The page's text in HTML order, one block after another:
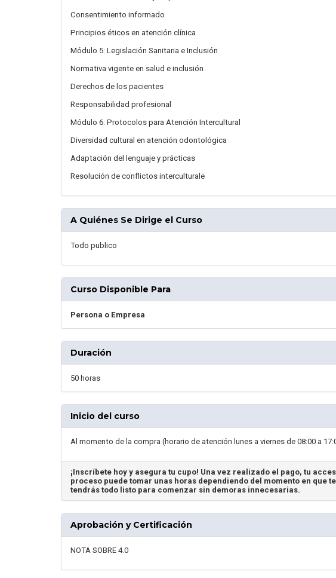
Consentimiento informado
Principios éticos en atención clínica
Módulo 5: Legislación Sanitaria e Inclusión
Normativa vigente en salud e inclusión
Derechos de los pacientes
Responsabilidad profesional
Módulo 6: Protocolos para Atención Intercultural
Diversidad cultural en atención odontológica
Adaptación del lenguaje y prácticas
Resolución de conflictos interculturale
A Quiénes Se Dirige el Curso
Todo publico
Curso Disponible Para
Persona o Empresa
Duración
50 horas
Inicio del curso
Al momento de la compra (horario de atención lunes a viernes de 08:00 a
¡Inscríbete hoy y asegura tu cupo! Una vez realizado el pago, tu
proceso puede tomar unas horas dependiendo del momento en que
tendrás todo listo para comenzar sin demoras innecesarias.
Aprobación y Certificación
NOTA SOBRE 4.0